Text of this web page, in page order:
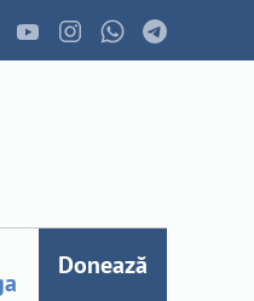
Donează